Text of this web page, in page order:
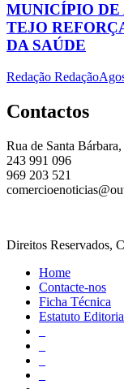
MUNICÍPIO DE
TEJO
DA SAÚDE
Redação Redação
Contactos
Rua de Santa
243 991 096
969 203 521
Direitos Reservados,
Home
Contacte-nos
Ficha Técnica
Estatuto